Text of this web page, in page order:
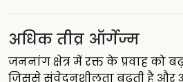
अधिक तीव्र ऑर्गेज्म
जननांग क्षेत्र में रक्त के प्रवाह को
जिससे संवेदनशीलता बढ़ती है और